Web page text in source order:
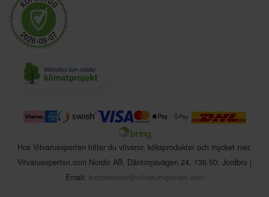
Hos Vitvaruexperten hittar du vitvaror, köksprodukter och mycket mer.
Vitvaruexperten.com Nordic AB, Dåntorpsvägen 24, 136 50, Jordbro |
Email: kundservice@vitvaruexperten.com